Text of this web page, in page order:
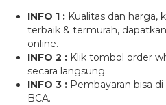
INFO 1 : Kualitas dan harga,
terbaik & termurah,
online.
INFO 2 : Klik tombol order
secara langsung.
INFO 3 : Pembayaran bisa
BCA.